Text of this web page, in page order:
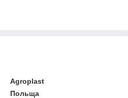
Agroplast
Польща